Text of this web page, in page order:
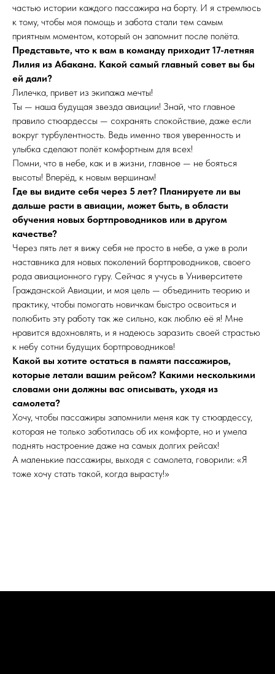
частью истории каждого пассажира на борту. И я стремлюсь
к тому, чтобы моя помощь и забота стали тем самым
приятным моментом, который он запомнит после полёта.
Представьте, что к вам в команду приходит 17-летняя
Лилия из Абакана. Какой самый главный совет вы бы
ей дали?
Лилечка, привет из экипажа мечты!
Ты — наша будущая звезда авиации! Знай, что главное
правило стюардессы — сохранять спокойствие, даже если
вокруг турбулентность. Ведь именно твоя уверенность и
улыбка сделают полёт комфортным для всех!
Помни, что в небе, как и в жизни, главное — не бояться
высоты! Вперёд, к новым вершинам!
Где вы видите себя через 5 лет? Планируете ли вы
дальше расти в авиации, может быть, в области
обучения новых бортпроводников или в другом
качестве?
Через пять лет я вижу себя не просто в небе, а уже в роли
наставника для новых поколений бортпроводников, своего
рода авиационного гуру. Сейчас я учусь в Университете
Гражданской Авиации, и моя цель — объединить теорию и
практику, чтобы помогать новичкам быстро освоиться и
полюбить эту работу так же сильно, как люблю её я! Мне
нравится вдохновлять, и я надеюсь заразить своей страстью
к небу сотни будущих бортпроводников!
Какой вы хотите остаться в памяти пассажиров,
которые летали вашим рейсом? Какими несколькими
словами они должны вас описывать, уходя из
самолета?
Хочу, чтобы пассажиры запомнили меня как ту стюардессу,
которая не только заботилась об их комфорте, но и умела
поднять настроение даже на самых долгих рейсах!
А маленькие пассажиры, выходя с самолета, говорили: «Я
тоже хочу стать такой, когда вырасту!»